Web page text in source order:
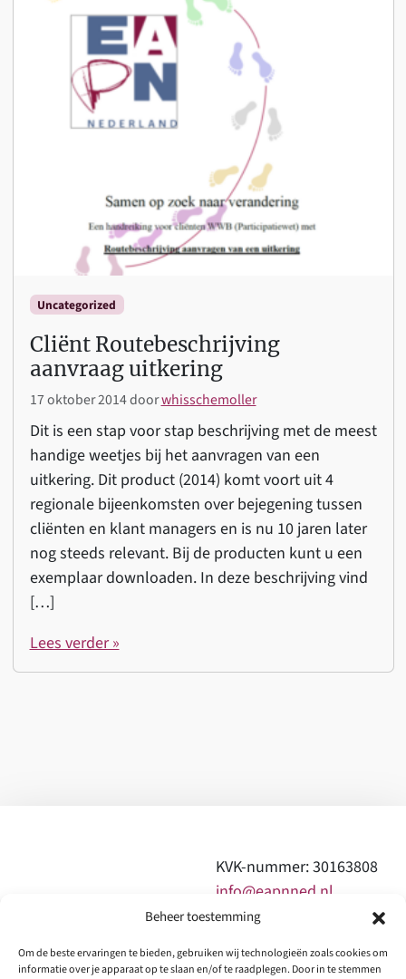
Beheer toestemming
Om de beste ervaringen te bieden, gebruiken wij technologieën zoals cookies om
informatie over je apparaat op te slaan en/of te raadplegen. Door in te stemmen
Uncategorized
Cliënt Routebeschrijving
aanvraag uitkering
17 oktober 2014doorwhisschemoller
Dit is een stap voor stap beschrijving met de meest
handige weetjes bij het aanvragen van een
uitkering. Dit product (2014) komt voort uit 4
regionale bijeenkomsten over bejegening tussen
cliënten en klant managers en is nu 10 jaren later
nog steeds relevant. Bij de producten kunt u een
exemplaar downloaden. In deze beschrijving vind
[…]
Lees verder »
KVK-nummer: 30163808
info@eapnned.nl
0610997963 of
0644173250